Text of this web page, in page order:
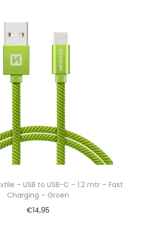
– USB to USB-C – 1.2 mtr – Fast
Charging – Groen
€14,95